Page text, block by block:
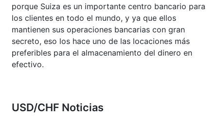
porque Suiza es un importante centro bancario para
los clientes en todo el mundo, y ya que ellos
mantienen sus operaciones bancarias con gran
secreto, eso los hace uno de las locaciones más
preferibles para el almacenamiento del dinero en
efectivo.
USD/CHF Noticias